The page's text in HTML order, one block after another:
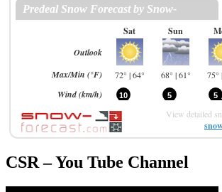
View detailed
CSR – You Tube Channel